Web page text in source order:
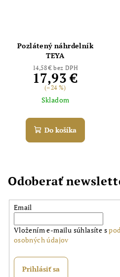
Pozlátený náhrdelník
TEYA
14,58 € bez DPH
17,93 €
(–24 %)
Skladom
Do košíka
Odoberať
Email
Vložením e-mailu súhlasíte s
osobných údajov
Prihlásiť sa